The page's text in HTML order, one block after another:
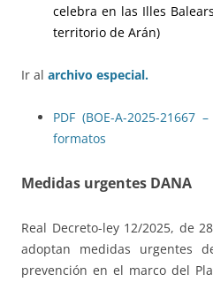
celebra en las Illes
territorio de Arán)
Ir al archivo especial.
PDF (BOE-A-2025-21667
formatos
Medidas urgentes DANA
Real Decreto-ley 12/2025, de
adoptan medidas urgentes
prevención en el marco del